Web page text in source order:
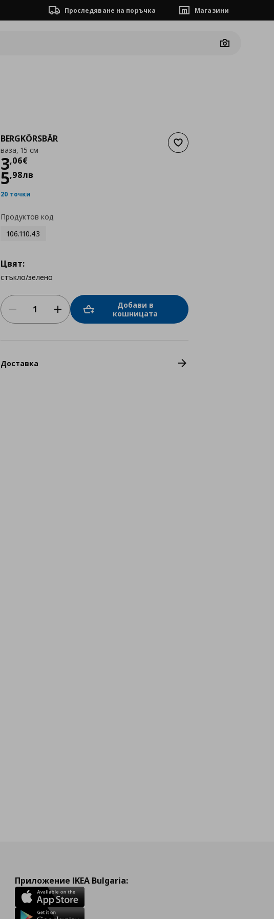
Проследяване на поръчка Магазини
Camera
Добави към списъка с
BERGKÖRSBÄR
ваза, 15 см
3,06€
Цена
5,98лв
20 точки
Продуктов код
106.110.43
Цвят:
стъкло/зелено
Добави в
кошницата
Доставка
Приложение IKEA Bulgaria: